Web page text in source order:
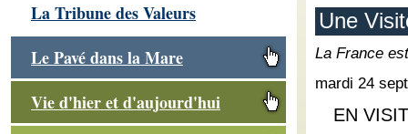
La Tribune des Valeurs
Le Pavé dans la Mare
Vie d'hier et d'aujourd'hui
Une
La France
mardi 24
EN